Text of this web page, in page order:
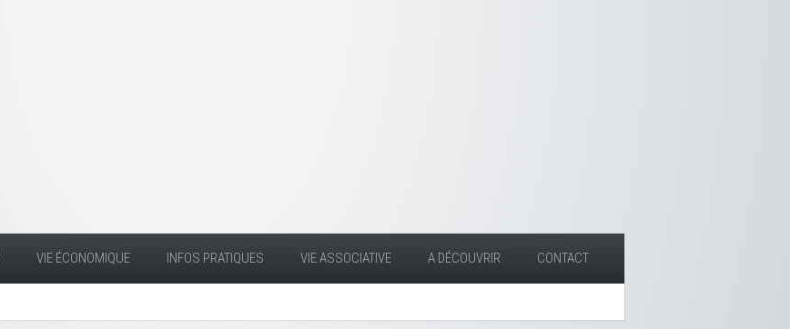
VIE ÉCONOMIQUE INFOS PRATIQUES VIE ASSOCIATIVE A DÉCOUVRIR CONTACT